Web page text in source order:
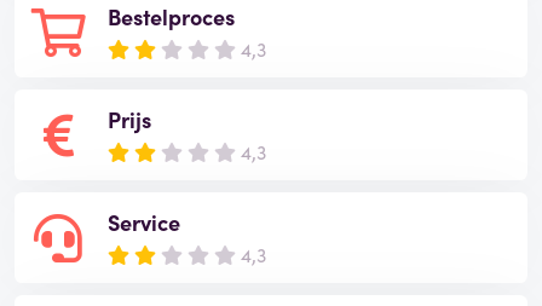
Bestelproces
4,3
Prijs
4,3
Service
4,3